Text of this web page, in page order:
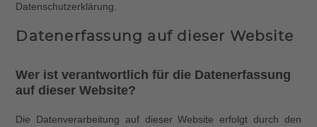
Datenschutzerklärung.
Datenerfassung auf dieser Website
Wer ist verantwortlich für die Datenerfassung
auf dieser Website?
Die Datenverarbeitung auf dieser Website erfolgt durch den